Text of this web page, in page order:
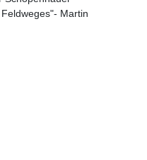
Martin